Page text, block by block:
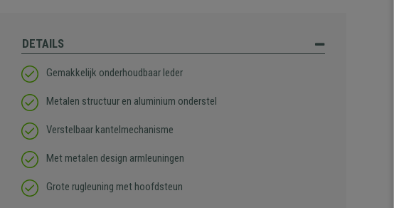
DETAILS
Gemakkelijk onderhoudbaar leder
Metalen structuur en aluminium onderstel
Verstelbaar kantelmechanisme
Met metalen design armleuningen
Grote rugleuning met hoofdsteun